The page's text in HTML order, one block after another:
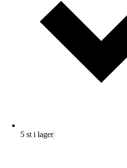
5 st i lager